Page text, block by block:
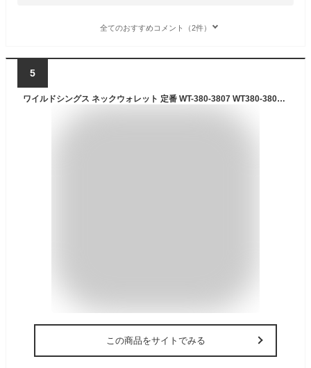
全てのおすすめコメント（2件）
5
ワイルドシングス ネックウォレット 定番 WT-380-3807 WT380-3807 WILDTHINGS お財布 ミニウォレット 三つ折り財布 折り財布 折財布 ミニ財布 レディース メンズ 首かけ ストラップ付 キャンプ アウトドア おしゃれ 首掛け
この商品をサイトでみる